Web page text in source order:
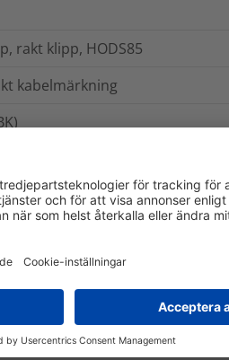
rakt klipp, HODS85
kabelmärkning
P